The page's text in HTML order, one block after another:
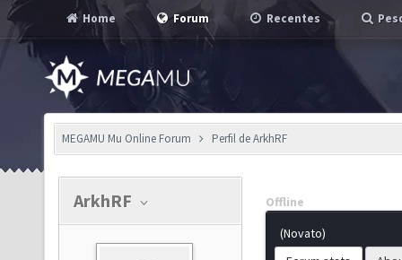
Home Forum Recentes
MEGAMU Mu Online Forum Perfil de ArkhRF
ArkhRF
Offline
(Novato)